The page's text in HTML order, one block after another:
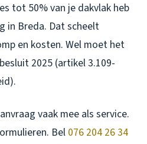
tot 50% van je dakvlak heb
in Breda. Dat scheelt
en kosten. Wel moet het
2025 (artikel 3.109-
vaak mee als service.
Bel 076 204 26 34